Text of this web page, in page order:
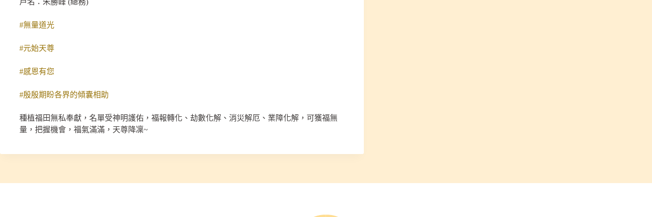
#無量道光
#元始天尊
#感恩有您
#殷殷期盼各界的傾囊相助
種植福田無私奉獻，名單受神明護佑，福報轉化、劫數化解、消災解厄、業障化解，可獲福無
量，把握機會，福氣滿滿，天尊降凜~